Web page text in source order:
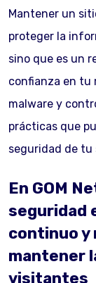
Mantener un
proteger la
sino que es un
confianza en tu
malware y
prácticas que
seguridad de tu
En GOM
seguridad
continuo y
mantener
visitantes